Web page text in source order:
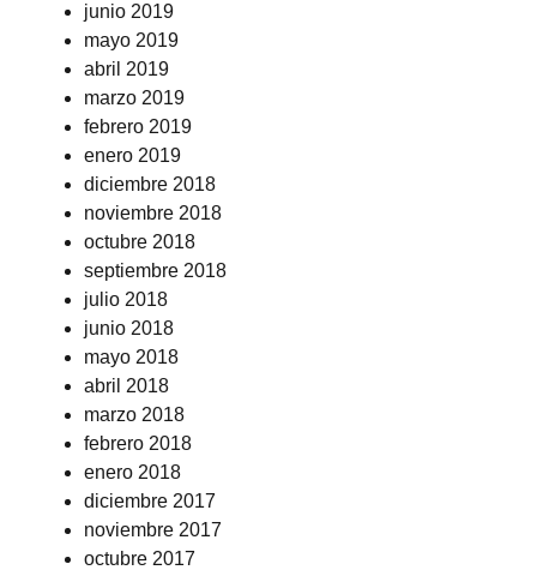
junio 2019
mayo 2019
abril 2019
marzo 2019
febrero 2019
enero 2019
diciembre 2018
noviembre 2018
octubre 2018
septiembre 2018
julio 2018
junio 2018
mayo 2018
abril 2018
marzo 2018
febrero 2018
enero 2018
diciembre 2017
noviembre 2017
octubre 2017